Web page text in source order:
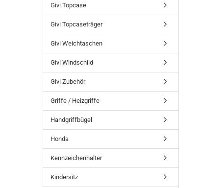
Givi Topcase
Givi Topcaseträger
Givi Weichtaschen
Givi Windschild
Givi Zubehör
Griffe / Heizgriffe
Handgriffbügel
Honda
Kennzeichenhalter
Kindersitz